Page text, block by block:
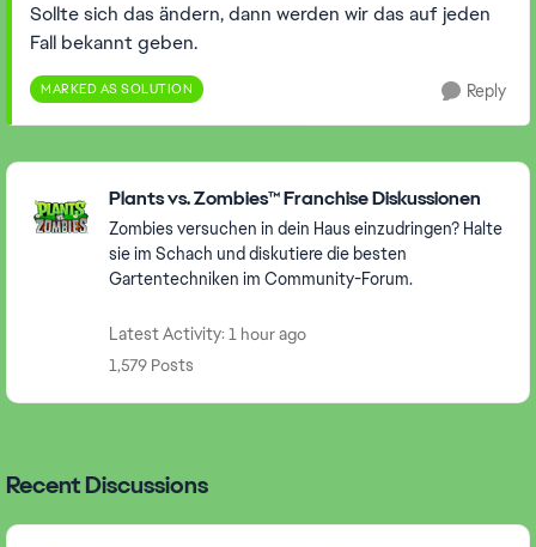
Sollte sich das ändern, dann werden wir das auf jeden
Fall bekannt geben.
MARKED AS SOLUTION Reply
Featured Places
Plants vs. Zombies™ Franchise Diskussionen
Zombies versuchen in dein Haus einzudringen? Halte
sie im Schach und diskutiere die besten
Gartentechniken im Community-Forum.
Latest Activity: 1 hour ago
1,579 Posts
Recent Discussions